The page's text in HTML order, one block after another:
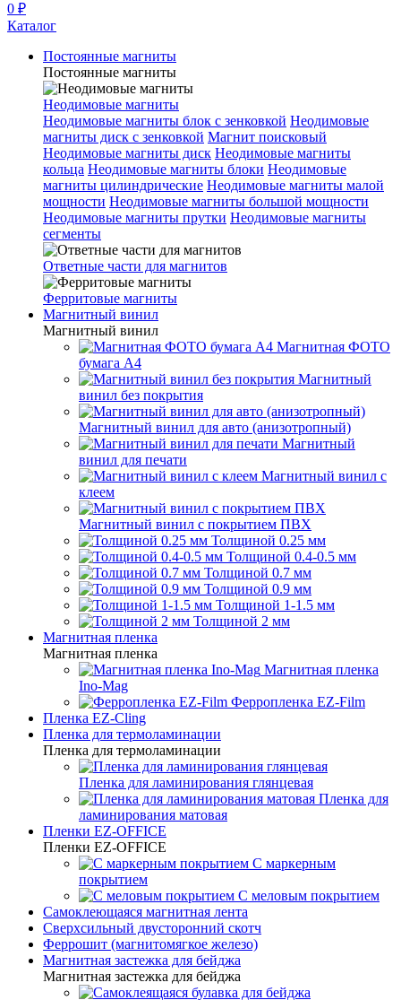
0 ₽
Каталог
Постоянные магниты
Постоянные магниты
Неодимовые магниты
Неодимовые магниты блок с зенковкой Неодимовые
магниты диск с зенковкой Магнит поисковый
Неодимовые магниты диск Неодимовые магниты
кольца Неодимовые магниты блоки Неодимовые
магниты цилиндрические Неодимовые магниты малой
мощности Неодимовые магниты большой мощности
Неодимовые магниты прутки Неодимовые магниты
сегменты
Ответные части для магнитов
Ферритовые магниты
Магнитный винил
Магнитный винил
Магнитная ФОТО
бумага А4
Магнитный
винил без покрытия
Магнитный винил для авто (анизотропный)
Магнитный
винил для печати
Магнитный винил с
клеем
Магнитный винил с покрытием ПВХ
Толщиной 0.25 мм
Толщиной 0.4-0.5 мм
Толщиной 0.7 мм
Толщиной 0.9 мм
Толщиной 1-1.5 мм
Толщиной 2 мм
Магнитная пленка
Магнитная пленка
Магнитная пленка
Ino-Mag
Ферропленка EZ-Film
Пленка EZ-Cling
Пленка для термоламинации
Пленка для термоламинации
Пленка для ламинирования глянцевая
Пленка для
ламинирования матовая
Пленки EZ-OFFICE
Пленки EZ-OFFICE
С маркерным
покрытием
С меловым покрытием
Самоклеющаяся магнитная лента
Сверхсильный двусторонний скотч
Феррошит (магнитомягкое железо)
Магнитная застежка для бейджа
Магнитная застежка для бейджа